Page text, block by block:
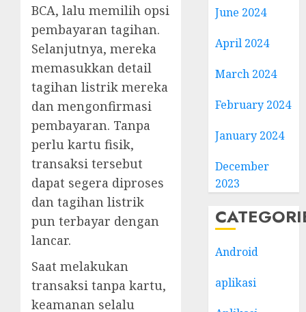
BCA, lalu memilih opsi
pembayaran tagihan.
Selanjutnya, mereka
memasukkan detail
tagihan listrik mereka
dan mengonfirmasi
pembayaran. Tanpa
perlu kartu fisik,
transaksi tersebut
dapat segera diproses
dan tagihan listrik
pun terbayar dengan
lancar.
Saat melakukan
transaksi tanpa kartu,
keamanan selalu
June 2024
April 2024
March 2024
February 2024
January 2024
December
2023
Android
aplikasi